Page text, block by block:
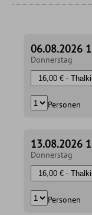
06.08.2026
Donnerstag
Personen
13.08.2026
Donnerstag
Personen